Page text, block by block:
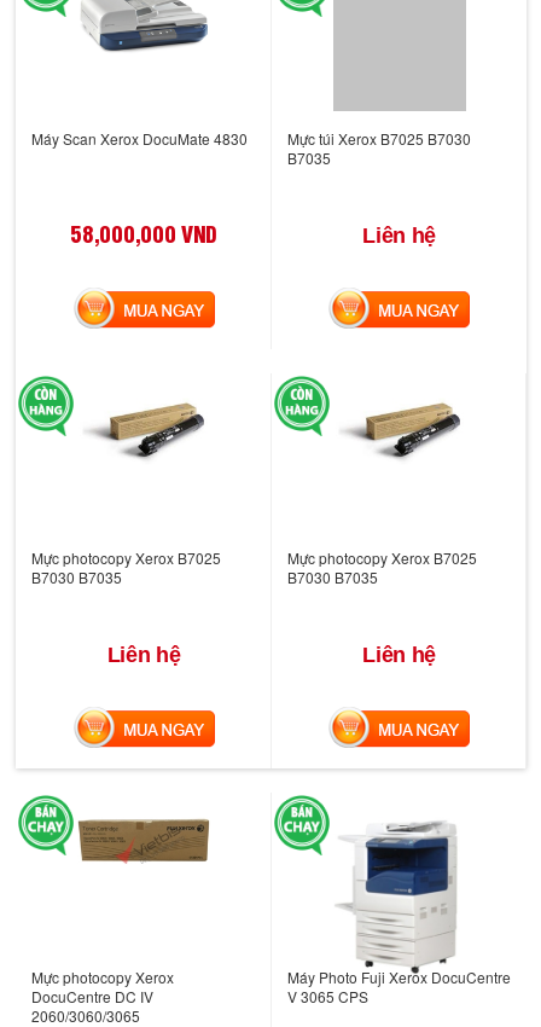
Máy Scan Xerox DocuMate 4830
58,000,000 VND
MUA NGAY
Mực túi Xerox B7025 B7030
B7035
Liên hệ
MUA NGAY
Mực photocopy Xerox B7025
B7030 B7035
Liên hệ
MUA NGAY
Mực photocopy Xerox B7025
B7030 B7035
Liên hệ
MUA NGAY
Mực photocopy Xerox
DocuCentre DC IV
2060/3060/3065
Máy Photo Fuji Xerox DocuCentre
V 3065 CPS